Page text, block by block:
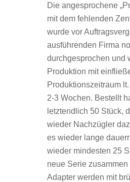
Die angesprochene
mit dem fehlenden
wurde vor
ausführenden Firma
durchgesprochen und
Produktion mit
Produktionszeitraum
2-3 Wochen. Bestellt
letztendlich 50 Stück,
wieder Nachzügler
es wieder lange
wieder mindesten 25
neue Serie
Adapter werden mit